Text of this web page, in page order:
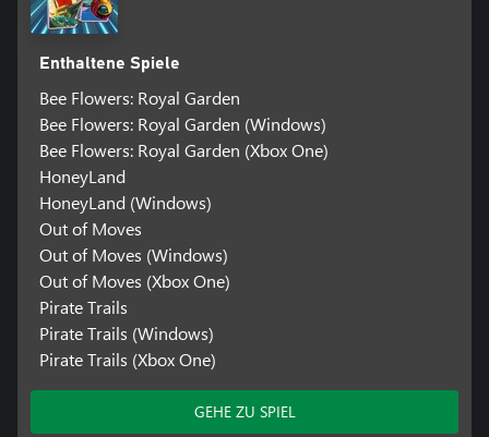
Enthaltene Spiele
Bee Flowers: Royal Garden
Bee Flowers: Royal Garden (Windows)
Bee Flowers: Royal Garden (Xbox One)
HoneyLand
HoneyLand (Windows)
Out of Moves
Out of Moves (Windows)
Out of Moves (Xbox One)
Pirate Trails
Pirate Trails (Windows)
Pirate Trails (Xbox One)
GEHE ZU SPIEL